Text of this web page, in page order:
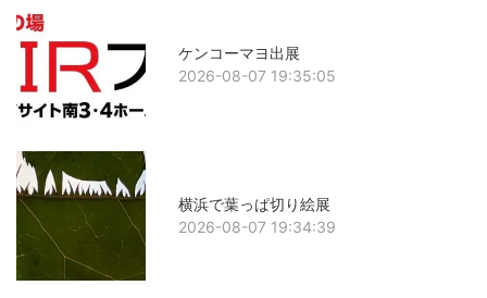
ケンコーマヨ出展
2026-08-07 19:35:05
横浜で葉っぱ切り絵展
2026-08-07 19:34:39